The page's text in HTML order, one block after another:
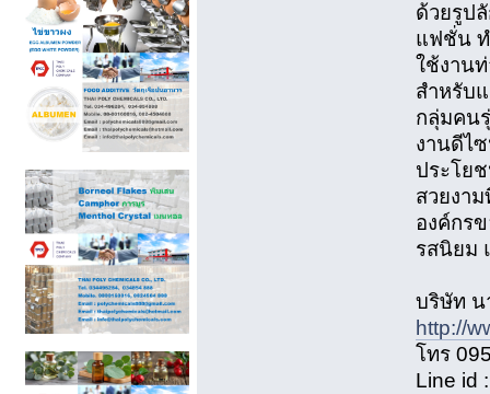
ด้วยรูป
แฟชั่น ท
ใช้งาน
สำหรับ
กลุ่มคน
งานดีไ
ประโย
สวยงา
องค์กร
รสนิยม
บริษัท น
http://
โทร
Line id